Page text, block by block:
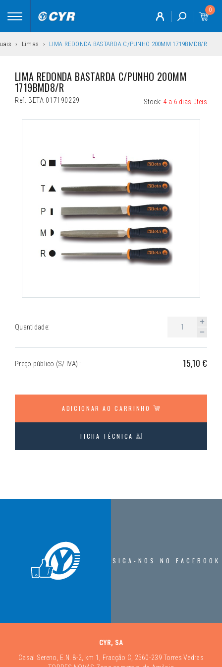
Toggle
0
Limas LIMA REDONDA BASTARDA C/PUNHO 200MM 1719BMD8/R
LIMA REDONDA BASTARDA C/PUNHO 200MM
1719BMD8/R
Ref: BETA 017190229 Stock: 4 a 6 dias úteis
Quantidade:
Preço público (S/ IVA) : 15,10 €
ADICIONAR AO CARRINHO
FICHA TÉCNICA
SIGA-NOS NO FACEBOOK
CYR, SA
Casal Sereno, E.N. 8-2, km 1, Fracção C, 2560-239 Torres Vedras